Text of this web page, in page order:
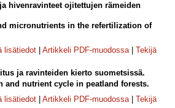
hivenravinteet ojitettujen rämeiden
micronutrients in the refertilization of
lisätiedot Artikkeli PDF-muodossa| Tekijä
ja ravinteiden kierto suometsissä.
and nutrient cycle in peatland forests.
lisätiedot Artikkeli PDF-muodossa| Tekijä